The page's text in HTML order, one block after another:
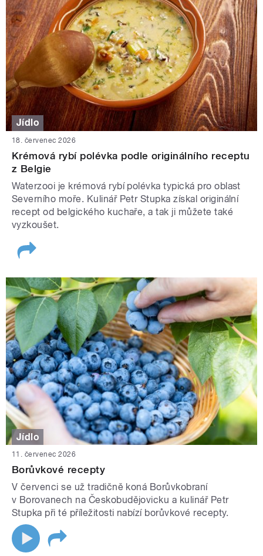
Jídlo
18. červenec 2026
Krémová rybí polévka podle originálního receptu
z Belgie
Waterzooi je krémová rybí polévka typická pro oblast
Severního moře. Kulinář Petr Stupka získal originální
recept od belgického kuchaře, a tak ji můžete také
vyzkoušet.
Jídlo
11. červenec 2026
Borůvkové recepty
V červenci se už tradičně koná Borůvkobraní
v Borovanech na Českobudějovicku a kulinář Petr
Stupka při té příležitosti nabízí borůvkové recepty.